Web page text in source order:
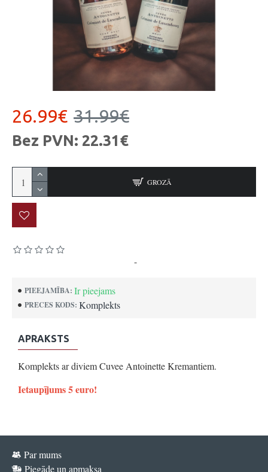
PIEEJAMĪBA: Ir pieejams
PRECES KODS: Komplekts
-
26.99€ 31.99€
Bez PVN: 22.31€
GROZĀ
APRAKSTS
Komplekts ar diviem Cuvee Antoinette Kremantiem.
Ietaupījums 5 euro!
Par mums
Piegāde un apmaksa